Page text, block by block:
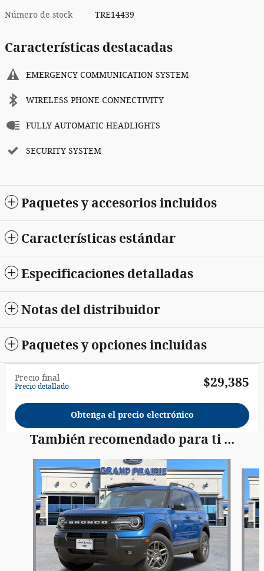
Número de stock TRE14439
Características destacadas
EMERGENCY COMMUNICATION SYSTEM
WIRELESS PHONE CONNECTIVITY
FULLY AUTOMATIC HEADLIGHTS
SECURITY SYSTEM
Paquetes y accesorios incluidos
Características estándar
Especificaciones detalladas
Notas del distribuidor
Paquetes y opciones incluidas
Precio final
Precio detallado $29,385
Obtenga el precio electrónico
También recomendado para ti ...
Slide 1 of 6